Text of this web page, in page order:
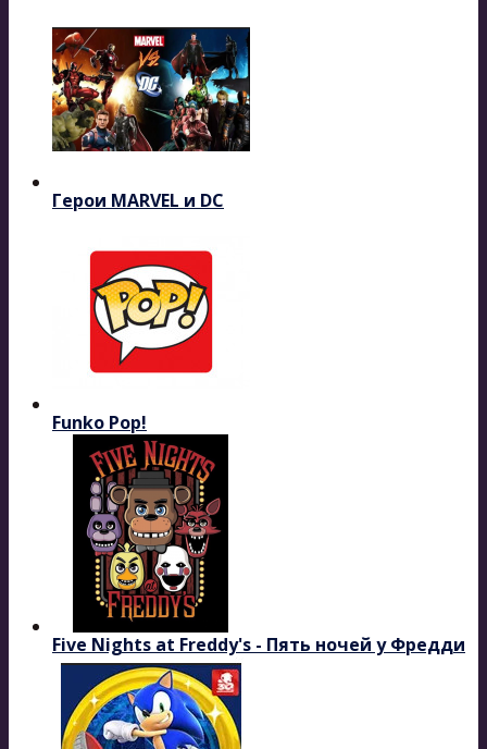
Герои MARVEL и DC
Funko Pop!
Five Nights at Freddy's - Пять ночей у Фредди